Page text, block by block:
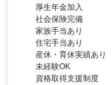
厚生年金加入
社会保険完備
家族手当あり
住宅手当あり
産休・育休実績あり
未経験OK
資格取得支援制度